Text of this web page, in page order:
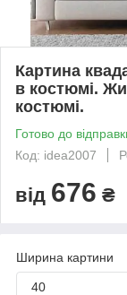
Картина
в костюмі.
костюмі.
Готово до
Код: idea2007
від 676 ₴
Ширина картини
40